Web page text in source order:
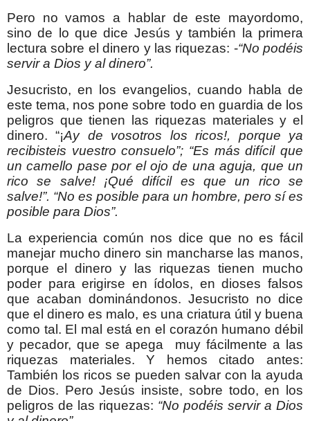
Pero no vamos a hablar de este mayordomo,
sino de lo que dice Jesús y también la primera
lectura sobre el dinero y las riquezas: -“No podéis
servir a Dios y al dinero”.
Jesucristo, en los evangelios, cuando habla de
este tema, nos pone sobre todo en guardia de los
peligros que tienen las riquezas materiales y el
dinero. “¡Ay de vosotros los ricos!, porque ya
recibisteis vuestro consuelo”; “Es más difícil que
un camello pase por el ojo de una aguja, que un
rico se salve! ¡Qué difícil es que un rico se
salve!”. “No es posible para un hombre, pero sí es
posible para Dios”.
La experiencia común nos dice que no es fácil
manejar mucho dinero sin mancharse las manos,
porque el dinero y las riquezas tienen mucho
poder para erigirse en ídolos, en dioses falsos
que acaban dominándonos. Jesucristo no dice
que el dinero es malo, es una criatura útil y buena
como tal. El mal está en el corazón humano débil
y pecador, que se apega
muy fácilmente a las
riquezas materiales. Y hemos citado antes:
También los ricos se pueden salvar con la ayuda
de Dios. Pero Jesús insiste, sobre todo, en los
peligros de las riquezas: “No podéis servir a Dios